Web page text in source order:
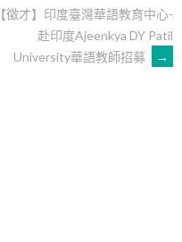
【徵才】印度臺灣華語教育中心-
赴印度Ajeenkya DY Patil
University華語教師招募
→